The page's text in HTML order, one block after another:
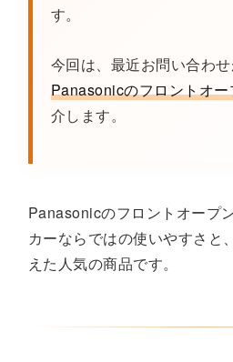
す。
今回は、最近お問い合わ
Panasonicのフロントオ
介します。
Panasonicのフロントオープ
カーならではの使いやすさと
えた人気の商品です。